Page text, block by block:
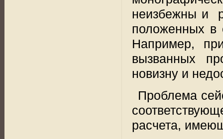
неизбежны и
положенных в
Например,
вызванных
новизну и
Проблема
расчета,